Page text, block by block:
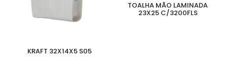
KRAFT 32X14X5 S05
TOALHA MÃO LAMINADA
23X25 C/3200FLS